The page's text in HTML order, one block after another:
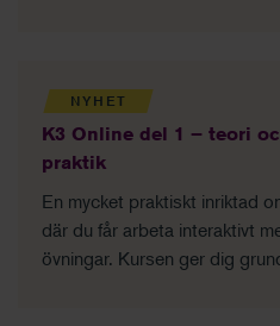
NYHET
K3 Online del 1 – teori
praktik
En mycket praktiskt inriktad
där du får arbeta interaktivt
övningar. Kursen ger dig